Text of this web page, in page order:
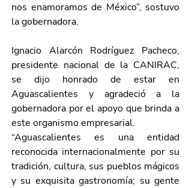
nos enamoramos de México”, sostuvo
la gobernadora.
Ignacio Alarcón Rodríguez Pacheco,
presidente nacional de la CANIRAC,
se dijo honrado de estar en
Aguascalientes y agradeció a la
gobernadora por el apoyo que brinda a
este organismo empresarial.
“Aguascalientes es una entidad
reconocida internacionalmente por su
tradición, cultura, sus pueblos mágicos
y su exquisita gastronomía; su gente